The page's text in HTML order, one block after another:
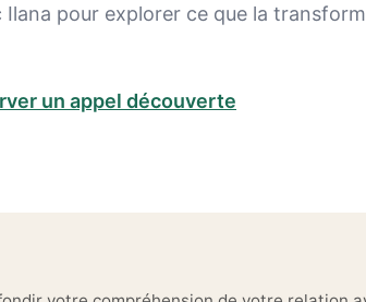
pour explorer ce que la
un appel découverte